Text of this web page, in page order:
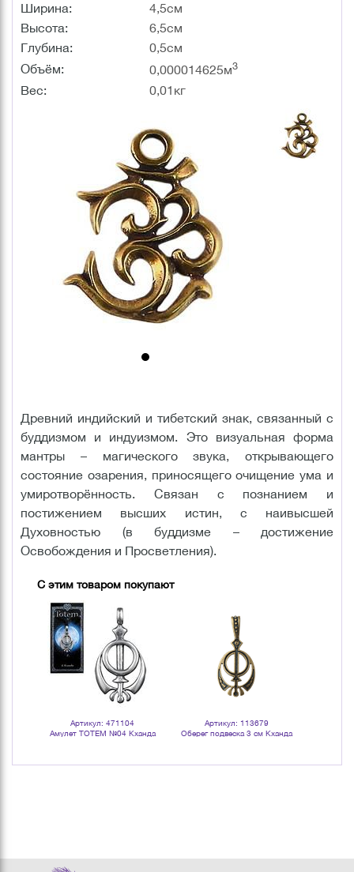
Ширина:
4,5см
Высота:
6,5см
Глубина:
0,5см
Объём:
0,000014625м3
Вес: 0,01кг
Древний индийский и тибетский знак, связанный с
буддизмом и индуизмом. Это визуальная форма
мантры – магического звука, открывающего
состояние озарения, приносящего очищение ума и
умиротворённость. Связан с познанием и
постижением высших истин, с наивысшей
Духовностью (в буддизме – достижение
Освобождения и Просветления).
С этим товаром покупают
Артикул: 471104
Амулет TOTEM №04 Кханда
Артикул: 113679
Оберег подвеска 3 см Кханда